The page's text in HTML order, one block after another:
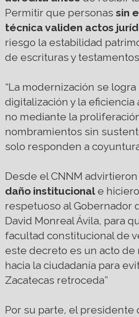
Permitir que personas sin
técnica validen actos
riesgo la estabilidad
de escrituras y
“La modernización se
digitalización y la eficiencia
no mediante la
nombramientos sin
solo responden a
Desde el CNNM
daño institucionale
respetuoso al Gobernador
David Monreal Ávila, para
facultad constitucional de
este decreto es un acto
hacia la ciudadanía para
Zacatecas retroceda”
Por su parte, el presidente